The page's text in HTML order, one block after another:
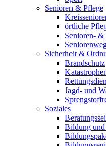
Senioren & Pflege
örtliche
Senioren- &
Sicherheit &
Brandschutz
Jagd- und
Soziales
Bildung